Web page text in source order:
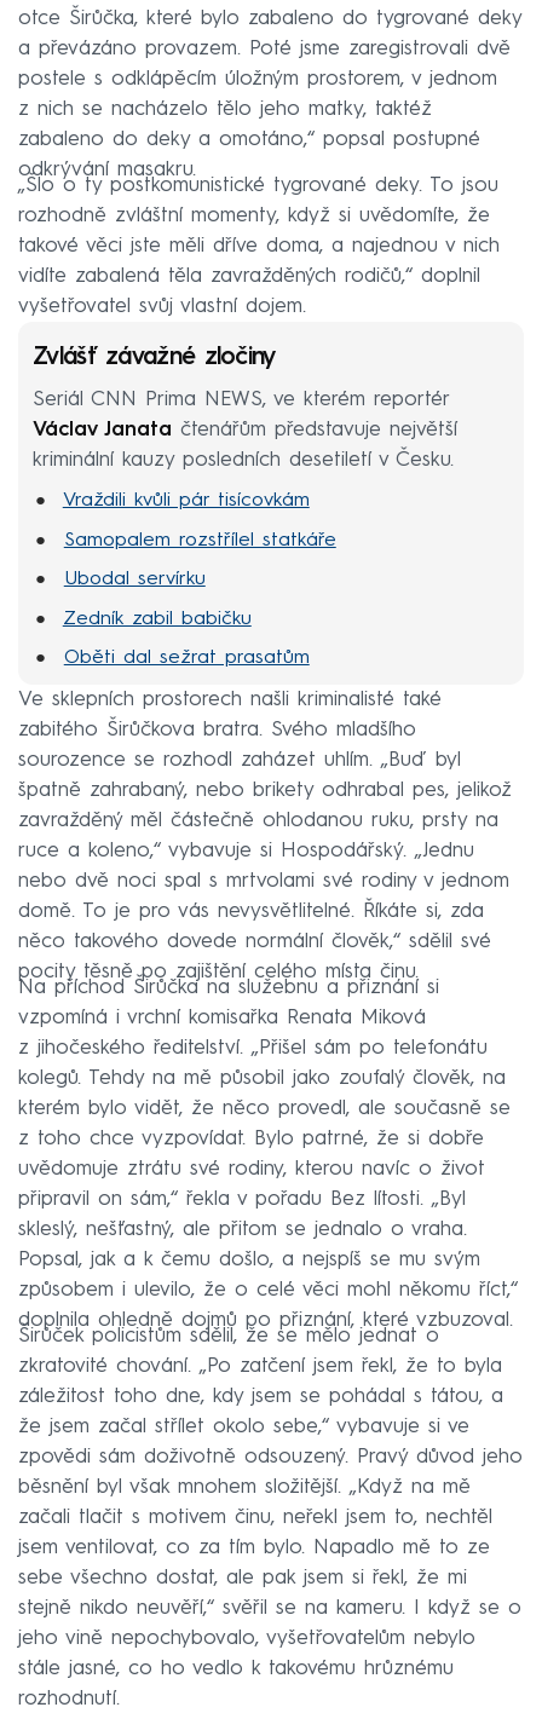
otce Širůčka, které bylo zabaleno do tygrované deky
a převázáno provazem. Poté jsme zaregistrovali dvě
postele s odklápěcím úložným prostorem, v jednom
z nich se nacházelo tělo jeho matky, taktéž
zabaleno do deky a omotáno,“ popsal postupné
odkrývání masakru.
„Šlo o ty postkomunistické tygrované deky. To jsou
rozhodně zvláštní momenty, když si uvědomíte, že
takové věci jste měli dříve doma, a najednou v nich
vidíte zabalená těla zavražděných rodičů,“ doplnil
vyšetřovatel svůj vlastní dojem.
Zvlášť závažné zločiny
Seriál CNN Prima NEWS, ve kterém reportér
Václav Janata čtenářům představuje největší
kriminální kauzy posledních desetiletí v Česku.
Vraždili kvůli pár tisícovkám
Samopalem rozstřílel statkáře
Ubodal servírku
Zedník zabil babičku
Oběti dal sežrat prasatům
Zavraždil nevlastní dcery
Devět dní žil s mrtvolami
Ve sklepních prostorech našli kriminalisté také
zabitého Širůčkova bratra. Svého mladšího
sourozence se rozhodl zaházet uhlím. „Buď byl
špatně zahrabaný, nebo brikety odhrabal pes, jelikož
zavražděný měl částečně ohlodanou ruku, prsty na
ruce a koleno,“ vybavuje si Hospodářský. „Jednu
nebo dvě noci spal s mrtvolami své rodiny v jednom
domě. To je pro vás nevysvětlitelné. Říkáte si, zda
něco takového dovede normální člověk,“ sdělil své
pocity těsně po zajištění celého místa činu.
Na příchod Širůčka na služebnu a přiznání si
vzpomíná i vrchní komisařka Renata Miková
z jihočeského ředitelství. „Přišel sám po telefonátu
kolegů. Tehdy na mě působil jako zoufalý člověk, na
kterém bylo vidět, že něco provedl, ale současně se
z toho chce vyzpovídat. Bylo patrné, že si dobře
uvědomuje ztrátu své rodiny, kterou navíc o život
připravil on sám,“ řekla v pořadu Bez lítosti. „Byl
skleslý, nešťastný, ale přitom se jednalo o vraha.
Popsal, jak a k čemu došlo, a nejspíš se mu svým
způsobem i ulevilo, že o celé věci mohl někomu říct,“
doplnila ohledně dojmů po přiznání, které vzbuzoval.
Širůček policistům sdělil, že se mělo jednat o
zkratovité chování. „Po zatčení jsem řekl, že to byla
záležitost toho dne, kdy jsem se pohádal s tátou, a
že jsem začal střílet okolo sebe,“ vybavuje si ve
zpovědi sám doživotně odsouzený. Pravý důvod jeho
běsnění byl však mnohem složitější. „Když na mě
začali tlačit s motivem činu, neřekl jsem to, nechtěl
jsem ventilovat, co za tím bylo. Napadlo mě to ze
sebe všechno dostat, ale pak jsem si řekl, že mi
stejně nikdo neuvěří,“ svěřil se na kameru. I když se o
jeho vině nepochybovalo, vyšetřovatelům nebylo
stále jasné, co ho vedlo k takovému hrůznému
rozhodnutí.